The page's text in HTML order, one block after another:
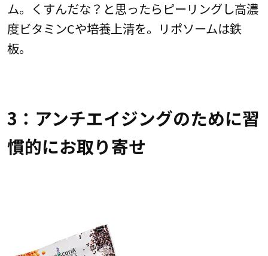
ム。くすんだな？と思ったらピーリングし高濃
度ビタミンCや培養上清を。リポソームは鉄
板。
3：アンチエイジングのために習
慣的にお取り寄せ